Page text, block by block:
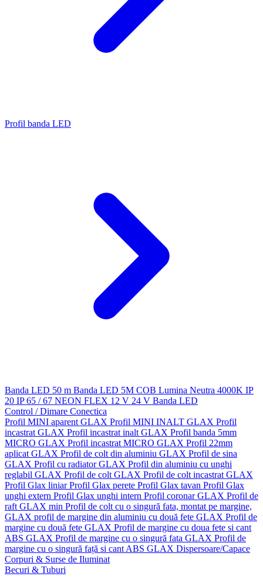
Profil banda LED
Banda LED 50 m Banda LED 5M COB Lumina Neutra 4000K IP
20 IP 65 / 67 NEON FLEX 12 V 24 V Banda LED
Control / Dimare Conectica
Profil MINI aparent GLAX Profil MINI INALT GLAX Profil
incastrat GLAX Profil incastrat inalt GLAX Profil banda 5mm
MICRO GLAX Profil incastrat MICRO GLAX Profil 22mm
aplicat GLAX Profil de colt din aluminiu GLAX Profil de sina
GLAX Profil cu radiator GLAX Profil din aluminiu cu unghi
reglabil GLAX Profil de colt GLAX Profil de colt incastrat GLAX
Profil Glax liniarProfil Glax perete Profil Glax tavan Profil Glax
unghi extern Profil Glax unghi intern Profil coronar GLAX Profil de
raft GLAX min Profil de colt cu o singură fata, montat pe margine,
GLAX profil de margine din aluminiu cu două fete GLAX Profil de
margine cu două fete GLAX Profil de margine cu doua fete si cant
ABS GLAX Profil de margine cu o singură fata GLAX Profil de
margine cu o singură față si cant ABS GLAX Dispersoare/Capace
Corpuri & Surse de Iluminat
Becuri & Tuburi